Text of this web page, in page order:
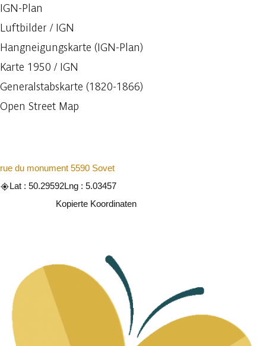
IGN-Plan
Luftbilder / IGN
Hangneigungskarte (IGN-Plan)
Karte 1950 / IGN
Generalstabskarte (1820-1866)
Open Street Map
rue du monument 5590 Sovet
Lat : 50.29592Lng : 5.03457
Kopierte Koordinaten